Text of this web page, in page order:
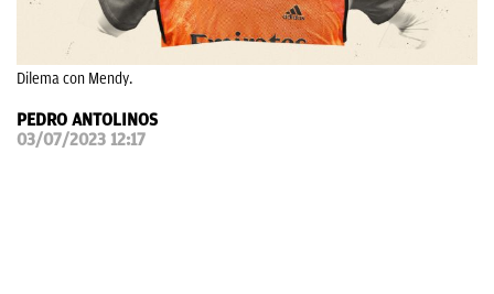
OKDIARIO
Dilema con Mendy.
PEDRO ANTOLINOS
03/07/2023 12:17